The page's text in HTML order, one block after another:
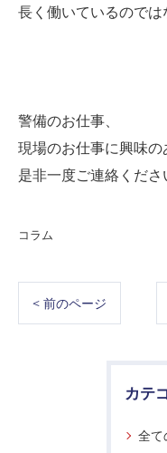
長く働いているのでは
警備のお仕事、
現場のお仕事に興味の
是非一度ご連絡くださ
コラム
< 前のページ
カテ
全て